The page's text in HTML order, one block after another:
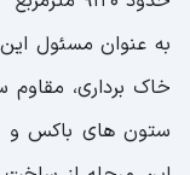
ساعت
ساعت
ساعت
به عنوان مسئول
خاک برداری،
ستون های باکس و